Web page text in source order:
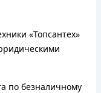
«Топсантех»
по безналичному